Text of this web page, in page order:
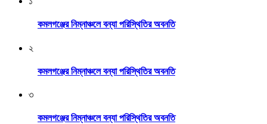
কমলগঞ্জের নিম্নাঞ্চলে বন্যা পরিস্থিতির অবনতি
২
কমলগঞ্জের নিম্নাঞ্চলে বন্যা পরিস্থিতির অবনতি
৩
কমলগঞ্জের নিম্নাঞ্চলে বন্যা পরিস্থিতির অবনতি